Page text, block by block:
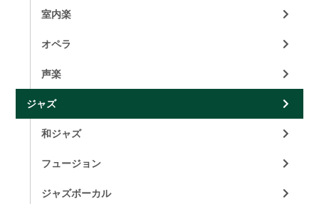
室内楽
オペラ
声楽
ジャズ
和ジャズ
フュージョン
ジャズボーカル